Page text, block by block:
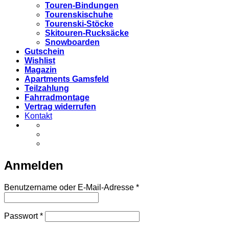
Touren-Bindungen
Tourenskischuhe
Tourenski-Stöcke
Skitouren-Rucksäcke
Snowboarden
Gutschein
Wishlist
Magazin
Apartments Gamsfeld
Teilzahlung
Fahrradmontage
Vertrag widerrufen
Kontakt
Anmelden
Benutzername oder E-Mail-Adresse *Erforderlich
Passwort*Erforderlich